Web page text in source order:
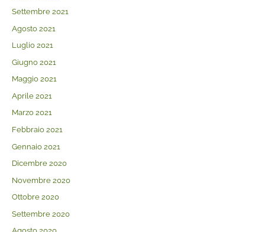
Settembre 2021
Agosto 2021
Luglio 2021
Giugno 2021
Maggio 2021
Aprile 2021
Marzo 2021
Febbraio 2021
Gennaio 2021
Dicembre 2020
Novembre 2020
Ottobre 2020
Settembre 2020